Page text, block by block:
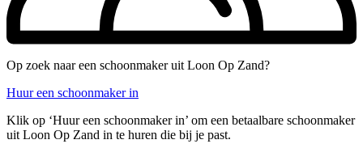
Op zoek naar een schoonmaker uit Loon Op Zand?
Huur een schoonmaker in
Klik op ‘Huur een schoonmaker in’ om een betaalbare schoonmaker
uit Loon Op Zand in te huren die bij je past.